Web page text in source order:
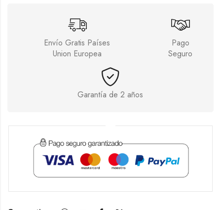
Envío Gratis Países
Union Europea
Pago
Seguro
Garantía de 2 años